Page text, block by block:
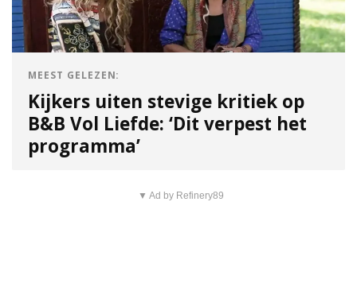
MEEST GELEZEN:
Kijkers uiten stevige kritiek op
B&B Vol Liefde: ‘Dit verpest het
programma’
▼ Ad by Refinery89